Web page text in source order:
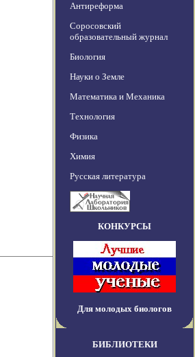
Антиреформа
Соросовский
образовательный журнал
Биология
Науки о Земле
Математика и Механика
Технология
Физика
Химия
Русская литература
КОНКУРСЫ
Для молодых биологов
БИБЛИОТЕКИ